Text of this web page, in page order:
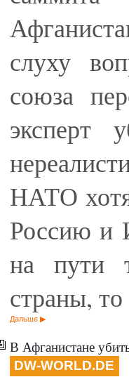
слуху
союза
эксперт
НАТО
Россию и
на пути
страны,
Дальше
В Афганистане
DW-WORLD.DE